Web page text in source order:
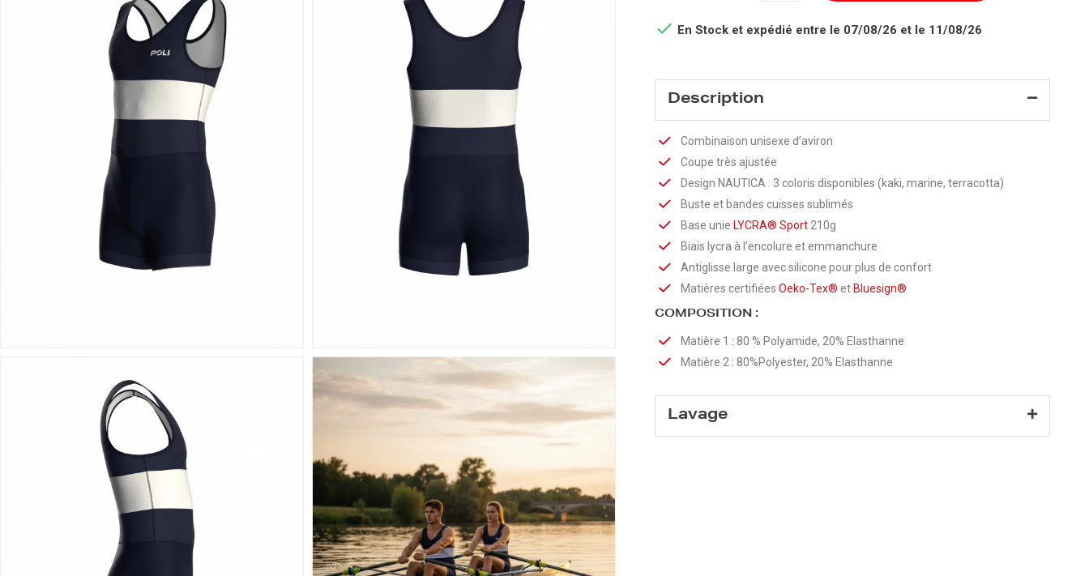
 En Stock et expédié entre le 07/08/26 et le 11/08/26
Description
Combinaison unisexe d’aviron
Coupe très ajustée
Design NAUTICA : 3 coloris disponibles (kaki, marine, terracotta)
Buste et bandes cuisses sublimés
Base unie LYCRA® Sport210g
Biais lycra à l’encolure et emmanchure
Antiglisse large avec silicone pour plus de confort
Matières certifiées Oeko-Tex® et Bluesign®
COMPOSITION :
Matière 1 : 80 % Polyamide, 20% Elasthanne
Matière 2 : 80%Polyester, 20% Elasthanne
Lavage